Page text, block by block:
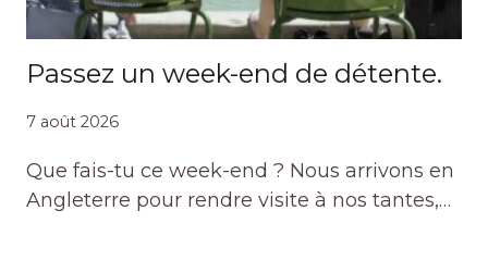
Passez un week-end de détente.
7 août 2026
Que fais-tu ce week-end ? Nous arrivons en
Angleterre pour rendre visite à nos tantes,…